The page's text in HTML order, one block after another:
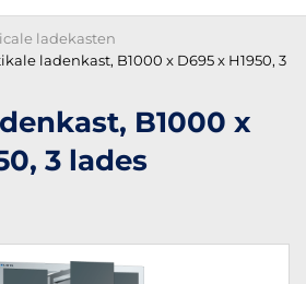
ladekasten
ladenkast, B1000 x D695 x H1950, 3
B1000 x
3 lades